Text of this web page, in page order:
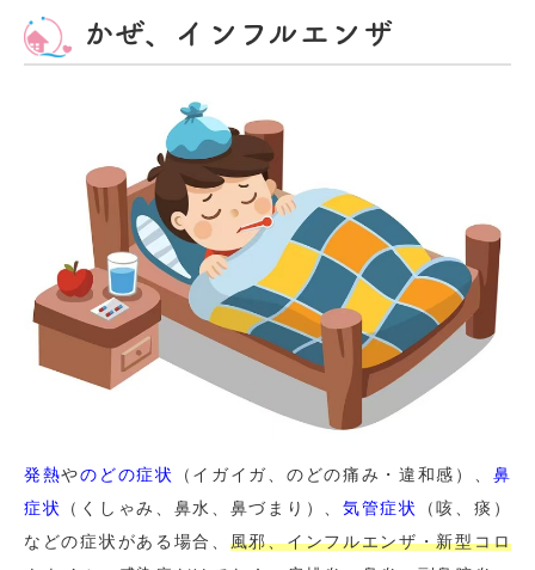
かぜ、インフルエンザ
発熱やのどの症状 （イガイガ、のどの痛み・違和感）、 鼻
症状
（くしゃみ、鼻水、鼻づまり）、 気管症状
（咳、痰）
などの症状がある場合、 風邪、インフルエンザ・新型コロ